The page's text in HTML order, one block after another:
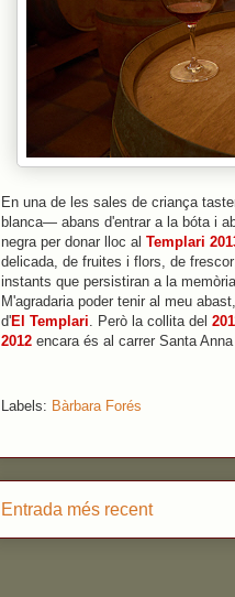
En una de les sales de criança
blanca— abans d'entrar a la bóta i
negra per donar lloc al Templari
delicada, de fruites i flors, de
instants que persistiran a la
M'agradaria poder tenir al meu
d'El Templari. Però la collita del
2012 encara és al carrer Santa
Labels: Bàrbara Forés
Entrada més recent